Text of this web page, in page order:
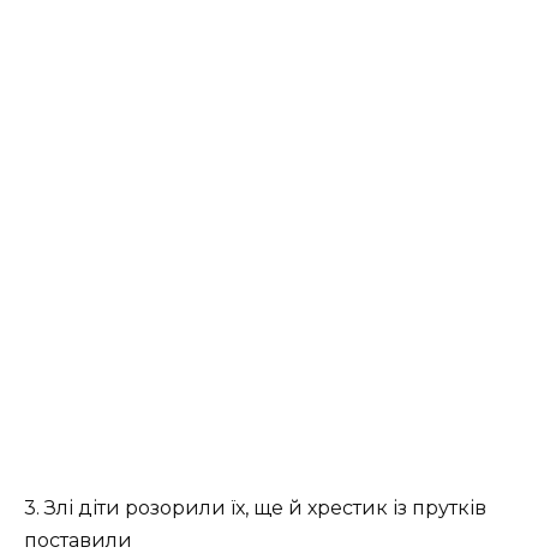
3. Злі діти розорили їх, ще й хрестик із прутків
поставили